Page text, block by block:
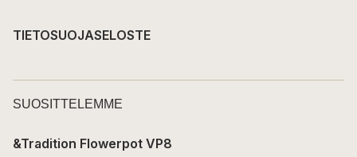
TIETOSUOJASELOSTE
SUOSITTELEMME
&Tradition Flowerpot VP8